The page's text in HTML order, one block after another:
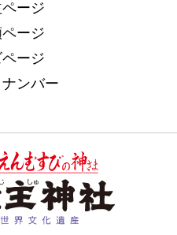
ージ
ージ
ージ
ンバー